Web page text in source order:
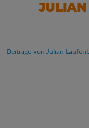
JULIAN
Beiträge von Julian